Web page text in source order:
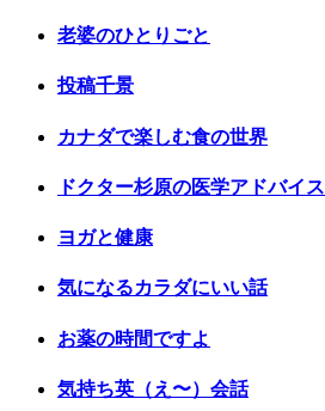
老婆のひとりごと
投稿千景
カナダで楽しむ食の世界
ドクター杉原の医学アドバイス
ヨガと健康
気になるカラダにいい話
お薬の時間ですよ
気持ち英（え〜）会話